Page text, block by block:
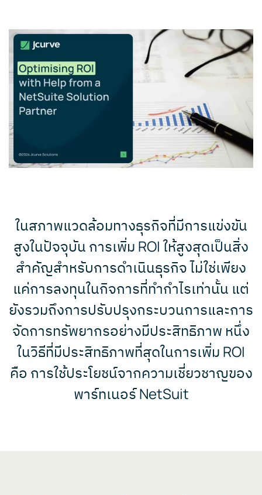
ในสภาพแวดล้อมทางธุรกิจที่มีการแข่งขัน
สูงในปัจจุบัน การเพิ่ม ROI ให้สูงสุดเป็นสิ่ง
สำคัญสำหรับการดำเนินธุรกิจ ไม่ใช่เพียง
แค่การลงทุนในกิจการที่ทำกำไรเท่านั้น แต่
ยังรวมถึงการปรับปรุงกระบวนการและการ
จัดการทรัพยากรอย่างมีประสิทธิภาพ หนึ่ง
ในวิธีที่มีประสิทธิภาพที่สุดในการเพิ่ม ROI
คือ การใช้ประโยชน์จากความเชี่ยวชาญของ
พาร์ทเนอร์ NetSuit